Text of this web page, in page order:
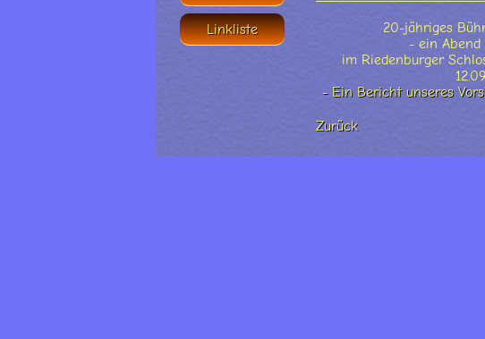
Linkliste
20-jähriges
- ein
im Riedenburger
- Ein Bericht unseres
Zurück